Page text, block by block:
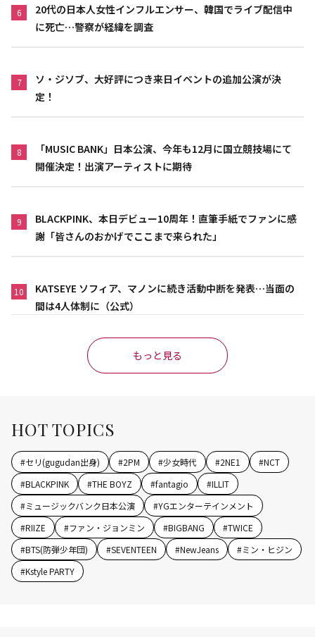
6
20代の日本人女性インフルエンサー、韓国でライブ配信中
に死亡…警察が経緯を調査
7
ソ・ジソブ、大好評につき来日イベントの追加公演が決
定！
8
「MUSIC BANK」日本公演、今年も12月に国立競技場にて
開催決定！出演アーティストに期待
9
BLACKPINK、本日デビュー10周年！直筆手紙でファンに感
謝「皆さんのおかげでここまで来られた」
10
KATSEYE ソフィア、マノンに続き活動中断を発表…当面の
間は4人体制に（公式）
もっと見る
HOT TOPICS
#セリ(gugudan出身) #2PM #少女時代 #2NE1 #NCT
#BLACKPINK #THE BOYZ #fantagio #ILLIT
#ミュージックバンク日本公演 #YGエンターテインメント
#RIIZE #ファン・ジョンミン #BIGBANG #TWICE
#BTS(防弾少年団) #SEVENTEEN #NewJeans #ミン・ヒジン
#Kstyle PARTY